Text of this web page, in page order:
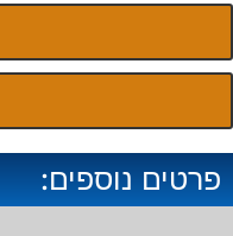
פרטים נוספים: